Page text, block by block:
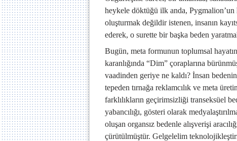
heykele döktüğü ilk anda,
oluşturmak değildir istenen, insanın
ederek, o surette bir başka beden
Bugün, meta formunun toplumsal
karanlığında “Dim” çoraplarına
vaadinden geriye ne kaldı? İnsan
tepeden tırnağa reklamcılık ve meta
farklılıkların geçirimsizliği transeksüel
yabancılığı, gösteri olarak
oluşan organsız bedenle alışverişi
çürütülmüştür. Gelgelelim